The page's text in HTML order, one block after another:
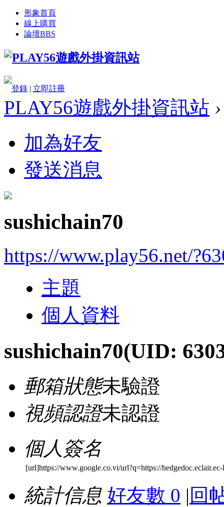
形象首頁
線上購買
論壇BBS
登錄 | 立即註冊
PLAY56遊戲外掛資訊站 ›
加為好友
發送消息
sushichain70
https://www.play56.net/
主題
個人資料
sushichain70(UID:
郵箱狀態未驗證
視頻認證未認證
個人簽名
[url]https://www.google.co.vi/url?q=https://
統計信息 好友數 0 | 回